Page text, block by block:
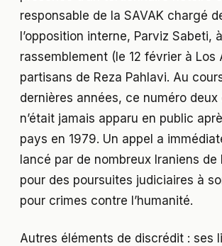
responsable de la SAVAK chargé
l’opposition interne, Parviz Sabeti,
rassemblement (le 12 février à Los
partisans de Reza Pahlavi. Au
dernières années, ce numéro deux
n’était jamais apparu en public
pays en 1979. Un appel a
lancé par de nombreux Iraniens de
pour des poursuites judiciaires à
pour crimes contre l’humanité.
Autres éléments de discrédit : ses